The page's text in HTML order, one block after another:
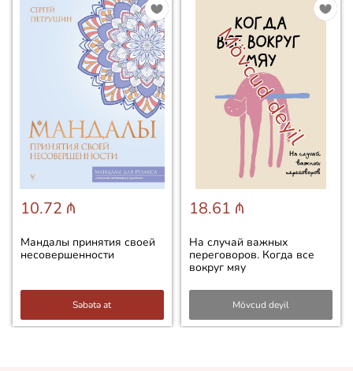
10.72 ₼
Мандалы принятия своей
несовершенности
Səbətə at
Mövcud deyil
18.61 ₼
На случай важных
переговоров. Когда все
вокруг мяу
Mövcud deyil